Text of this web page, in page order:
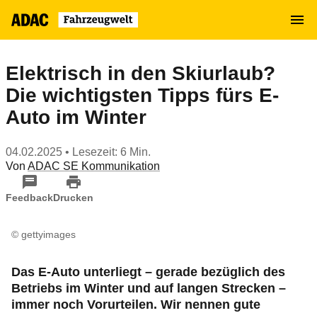
MENÜ
Elektrisch in den Skiurlaub?
Die wichtigsten Tipps fürs E-
Auto im Winter
04.02.2025 • Lesezeit: 6 Min.
Von ADAC SE Kommunikation
FeedbackDrucken
© gettyimages
Das E-Auto unterliegt – gerade bezüglich des
Betriebs im Winter und auf langen Strecken –
immer noch Vorurteilen. Wir nennen gute